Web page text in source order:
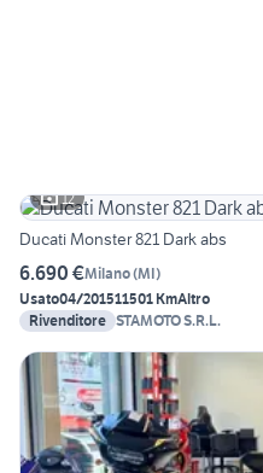
12
Ducati Monster 821 Dark abs
6.690 €Milano(MI)
Usato04/201511501 KmAltro
Rivenditore STAMOTO S.R.L.